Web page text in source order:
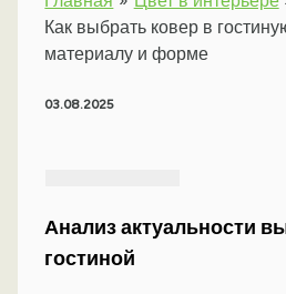
Как выбрать ковер в
материалу и форме
03.08.2025
Анализ актуальности
гостиной